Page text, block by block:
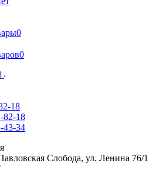
0
0
18
82-18
43-34
Слобода, ул. Ленина 76/1